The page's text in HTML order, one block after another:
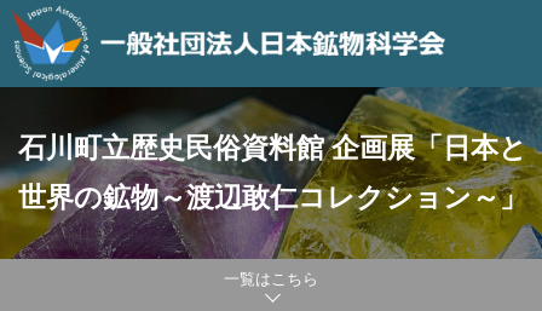
石川町立歴史民俗資料館 企画展「日本と
世界の鉱物～渡辺敢仁コレクション～」
一覧はこちら